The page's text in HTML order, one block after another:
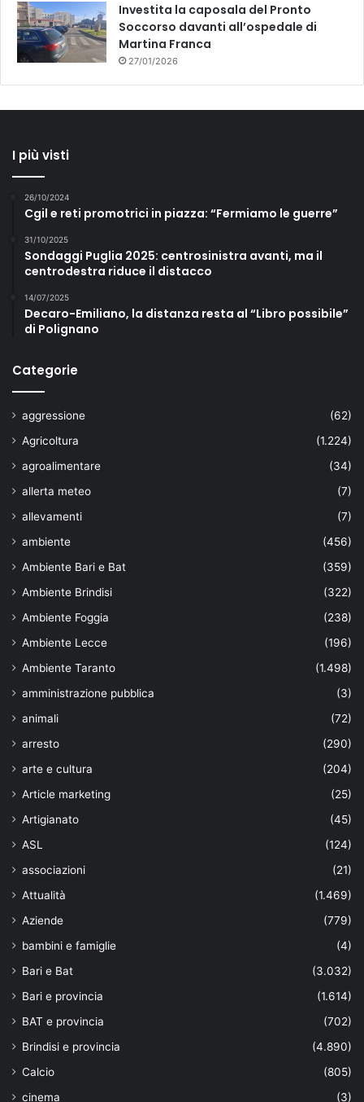
Investita la caposala del Pronto
Soccorso davanti all’ospedale di
Martina Franca
27/01/2026
I più visti
26/10/2024
Cgil e reti promotrici in piazza: “Fermiamo le guerre”
31/10/2025
Sondaggi Puglia 2025: centrosinistra avanti, ma il
centrodestra riduce il distacco
14/07/2025
Decaro-Emiliano, la distanza resta al “Libro possibile”
di Polignano
Categorie
aggressione
(62)
Agricoltura
(1.224)
agroalimentare
(34)
allerta meteo
(7)
allevamenti
(7)
ambiente
(456)
Ambiente Bari e Bat
(359)
Ambiente Brindisi
(322)
Ambiente Foggia
(238)
Ambiente Lecce
(196)
Ambiente Taranto
(1.498)
amministrazione pubblica
(3)
animali
(72)
arresto
(290)
arte e cultura
(204)
Article marketing
(25)
Artigianato
(45)
ASL
(124)
associazioni
(21)
Attualità
(1.469)
Aziende
(779)
bambini e famiglie
(4)
Bari e Bat
(3.032)
Bari e provincia
(1.614)
BAT e provincia
(702)
Brindisi e provincia
(4.890)
Calcio
(805)
cinema
(3)